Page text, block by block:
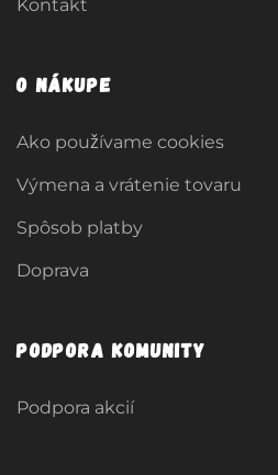
Kontakt
O nákupe
Ako používame cookies
Výmena a vrátenie tovaru
Spôsob platby
Doprava
Podpora komunity
Podpora akcií